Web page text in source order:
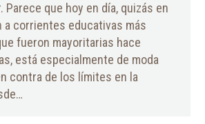
Parece que hoy en día, quizás en
corrientes educativas más
fueron mayoritarias hace
está especialmente de moda
contra de los límites en la